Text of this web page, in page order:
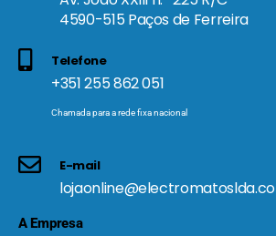
4590-515 Paços de Ferreira
Telefone
+351 255 862 051
Chamada para a rede fixa nacional
E-mail
A Empresa